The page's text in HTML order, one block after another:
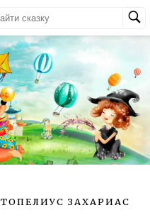
ТОПЕЛИУС ЗАХАРИАС